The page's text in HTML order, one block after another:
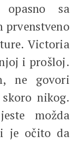
sa
prvenstveno
Victoria
i prošloj.
ne govori
nikog.
možda
je očito da